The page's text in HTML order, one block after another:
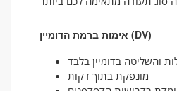
אימות ברמת הדומיין (DV)
והשליטה בדומיין בלבד
מונפקת בתוך דקות